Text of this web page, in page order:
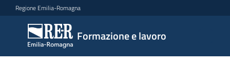
Vai al contenuto
Vai alla navigazione
Vai al footer
Regione Emilia-Romagna
Formazione e lavoro
Formazione
e lavoro